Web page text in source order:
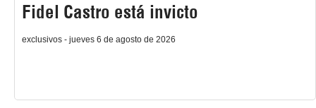
Fidel Castro está invicto
exclusivos - jueves 6 de agosto de 2026